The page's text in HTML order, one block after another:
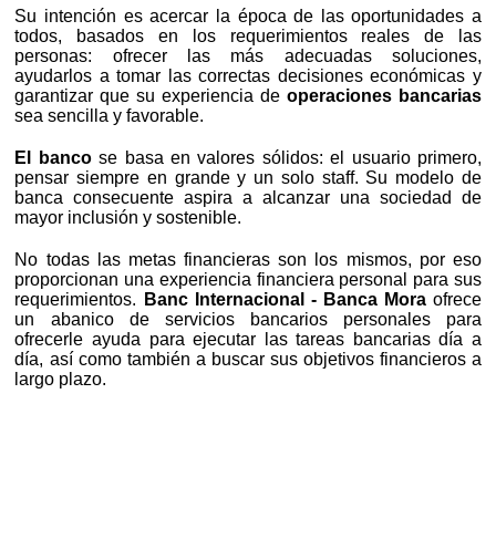
Su intención es acercar la época de las oportunidades a
todos, basados en los requerimientos reales de las
personas: ofrecer las más adecuadas soluciones,
ayudarlos a tomar las correctas decisiones económicas y
garantizar que su experiencia deoperaciones bancarias
sea sencilla y favorable.
El bancose basa en valores sólidos: el usuario primero,
pensar siempre en grande y un solo staff. Su modelo de
banca consecuente aspira a alcanzar una sociedad de
mayor inclusión y sostenible.
No todas las metas financieras son los mismos, por eso
proporcionan una experiencia financiera personal para sus
requerimientos.
Banc Internacional - Banca Moraofrece
un abanico de servicios bancarios personales para
ofrecerle ayuda para ejecutar las tareas bancarias día a
día, así como también a buscar sus objetivos financieros a
largo plazo.